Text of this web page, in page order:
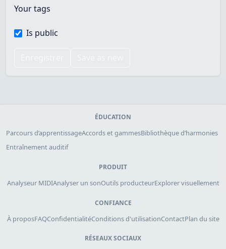
Your tags
Is public
ÉDUCATION
Parcours d’apprentissageAccords et gammesBibliothèque d’harmonies
Entraînement auditif
PRODUIT
Analyseur MIDIAnalyser un sonOutils producteurExplorer visuellement
CONFIANCE
À proposFAQConfidentialitéConditions d'utilisationContactPlan du site
RÉSEAUX SOCIAUX